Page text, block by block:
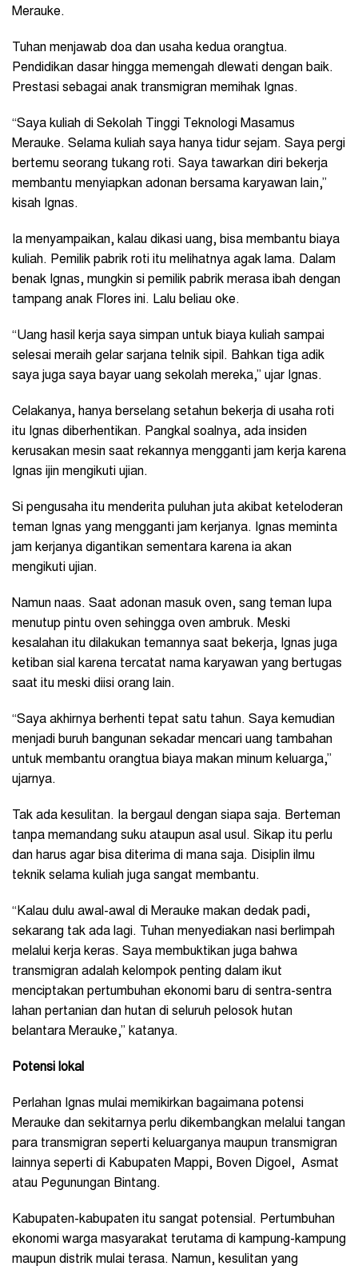
Merauke.
Tuhan menjawab doa dan usaha kedua orangtua.
Pendidikan dasar hingga memengah dlewati dengan baik.
Prestasi sebagai anak transmigran memihak Ignas.
“Saya kuliah di Sekolah Tinggi Teknologi Masamus
Merauke. Selama kuliah saya hanya tidur sejam. Saya pergi
bertemu seorang tukang roti. Saya tawarkan diri bekerja
membantu menyiapkan adonan bersama karyawan lain,”
kisah Ignas.
Ia menyampaikan, kalau dikasi uang, bisa membantu biaya
kuliah. Pemilik pabrik roti itu melihatnya agak lama. Dalam
benak Ignas, mungkin si pemilik pabrik merasa ibah dengan
tampang anak Flores ini. Lalu beliau oke.
“Uang hasil kerja saya simpan untuk biaya kuliah sampai
selesai meraih gelar sarjana telnik sipil. Bahkan tiga adik
saya juga saya bayar uang sekolah mereka,” ujar Ignas.
Celakanya, hanya berselang setahun bekerja di usaha roti
itu Ignas diberhentikan. Pangkal soalnya, ada insiden
kerusakan mesin saat rekannya mengganti jam kerja karena
Ignas ijin mengikuti ujian.
Si pengusaha itu menderita puluhan juta akibat keteloderan
teman Ignas yang mengganti jam kerjanya. Ignas meminta
jam kerjanya digantikan sementara karena ia akan
mengikuti ujian.
Namun naas. Saat adonan masuk oven, sang teman lupa
menutup pintu oven sehingga oven ambruk. Meski
kesalahan itu dilakukan temannya saat bekerja, Ignas juga
ketiban sial karena tercatat nama karyawan yang bertugas
saat itu meski diisi orang lain.
“Saya akhirnya berhenti tepat satu tahun. Saya kemudian
menjadi buruh bangunan sekadar mencari uang tambahan
untuk membantu orangtua biaya makan minum keluarga,”
ujarnya.
Tak ada kesulitan. Ia bergaul dengan siapa saja. Berteman
tanpa memandang suku ataupun asal usul. Sikap itu perlu
dan harus agar bisa diterima di mana saja. Disiplin ilmu
teknik selama kuliah juga sangat membantu.
“Kalau dulu awal-awal di Merauke makan dedak padi,
sekarang tak ada lagi. Tuhan menyediakan nasi berlimpah
melalui kerja keras. Saya membuktikan juga bahwa
transmigran adalah kelompok penting dalam ikut
menciptakan pertumbuhan ekonomi baru di sentra-sentra
lahan pertanian dan hutan di seluruh pelosok hutan
belantara Merauke,” katanya.
Potensi lokal
Perlahan Ignas mulai memikirkan bagaimana potensi
Merauke dan sekitarnya perlu dikembangkan melalui tangan
para transmigran seperti keluarganya maupun transmigran
lainnya seperti di Kabupaten Mappi, Boven Digoel, Asmat
atau Pegunungan Bintang.
Kabupaten-kabupaten itu sangat potensial. Pertumbuhan
ekonomi warga masyarakat terutama di kampung-kampung
maupun distrik mulai terasa. Namun, kesulitan yang